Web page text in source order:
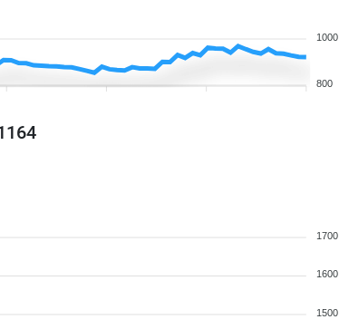
1000
800
1700
1600
1500